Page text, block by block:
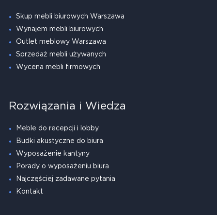
Skup mebli biurowych Warszawa
Wynajem mebli biurowych
Outlet meblowy Warszawa
Sprzedaż mebli używanych
Wycena mebli firmowych
Rozwiązania i Wiedza
Meble do recepcji i lobby
Budki akustyczne do biura
Wyposażenie kantyny
Porady o wyposażeniu biura
Najczęściej zadawane pytania
Kontakt